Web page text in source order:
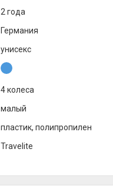
2 года
Германия
унисекс
4 колеса
малый
пластик, полипропилен
Travelite